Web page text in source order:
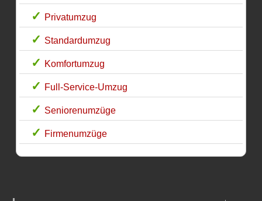
Privatumzug
Standardumzug
Komfortumzug
Full-Service-Umzug
Seniorenumzüge
Firmenumzüge